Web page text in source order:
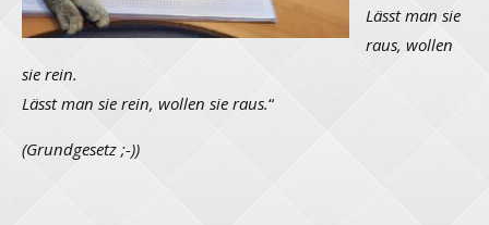
Lässt man sie
raus, wollen
sie rein.
Lässt man sie rein, wollen sie raus.“
(Grundgesetz ;-))